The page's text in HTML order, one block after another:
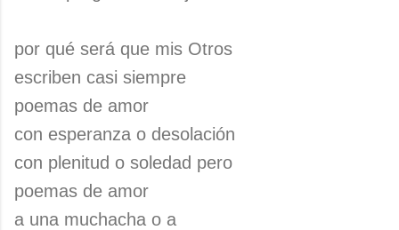
por qué será que mis Otros
escriben casi siempre
poemas de amor
con esperanza o desolación
con plenitud o soledad pero
poemas de amor
a una muchacha o a